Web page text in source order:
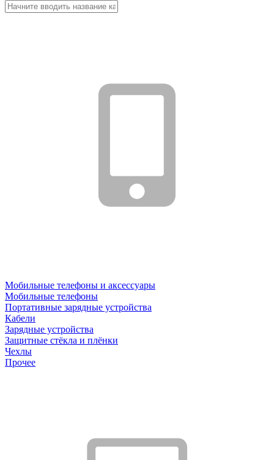
Мобильные телефоны и аксессуары
Мобильные телефоны
Портативные зарядные устройства
Кабели
Зарядные устройства
Защитные стёкла и плёнки
Чехлы
Прочее